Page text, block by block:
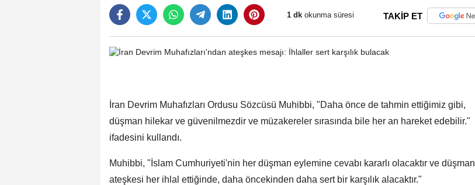
1 dk okunma süresi TAKİP ET
İran Devrim Muhafızları Ordusu Sözcüsü Muhibbi, "Daha önce de tahmin ettiğimiz gibi,
düşman hilekar ve güvenilmezdir ve müzakereler sırasında bile her an hareket edebilir."
ifadesini kullandı.
Muhibbi, "İslam Cumhuriyeti'nin her düşman eylemine cevabı kararlı olacaktır ve düşman
ateşkesi her ihlal ettiğinde, daha öncekinden daha sert bir karşılık alacaktır."